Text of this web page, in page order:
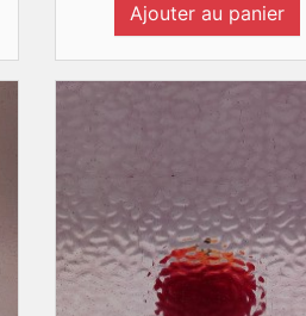
Ajouter au panier